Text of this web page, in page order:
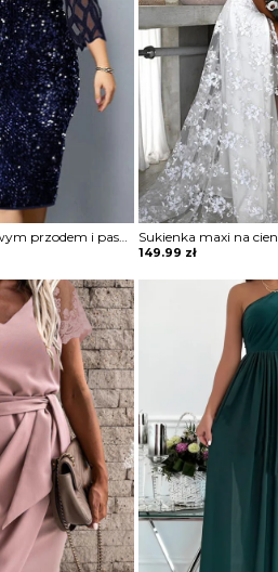
Sukienka z cekinowym przodem i paskami
149.99 zł